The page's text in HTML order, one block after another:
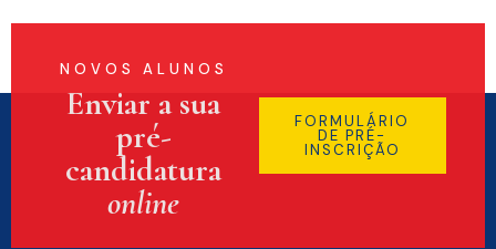
NOVOS ALUNOS
Enviar a sua
pré-
candidatura
online
FORMULÁRIO
DE PRÉ-
INSCRIÇÃO